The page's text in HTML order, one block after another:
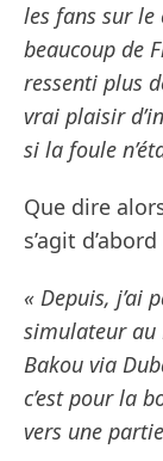
les fans sur le
beaucoup de
ressenti plus
vrai plaisir
si la foule
Que dire
s’agit
« Depuis, j’ai
simulateur au
Bakou via
c’est pour la
vers une